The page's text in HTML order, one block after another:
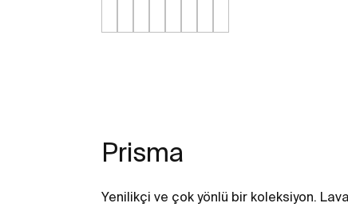
Prisma
Yenilikçi ve çok yönlü bir koleksiyon.